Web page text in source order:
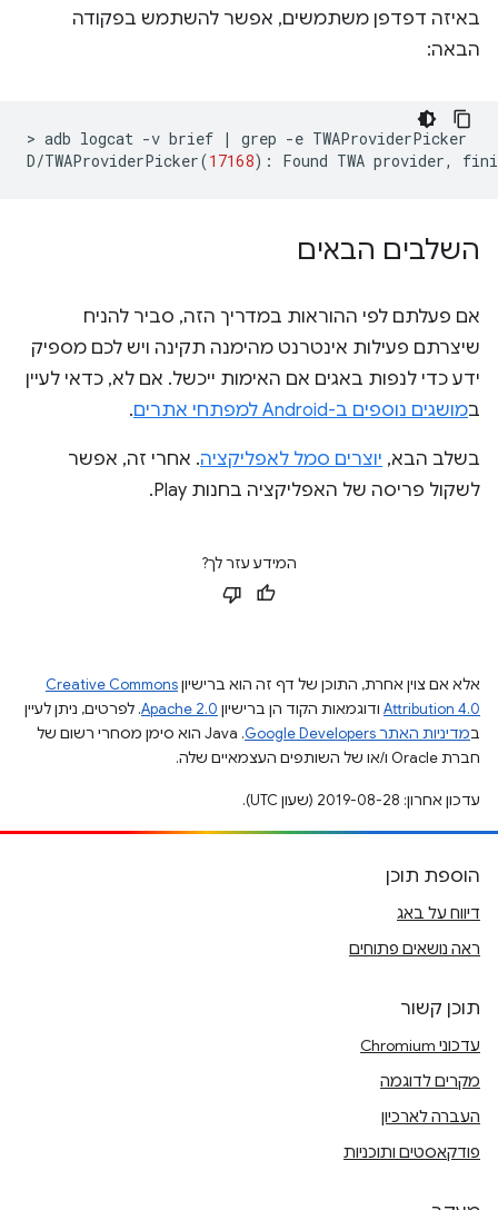
באיזה דפדפן משתמשים, אפשר להשתמש בפקודה
הבאה:
> adb logcat -v brief | grep -e TWAProviderPicker
D/TWAProviderPicker(17168) : Found TWA provider,
השלבים הבאים
אם פעלתם לפי ההוראות במדריך הזה, סביר להניח
שיצרתם פעילות אינטרנט מהימנה תקינה ויש לכם מספיק
ידע כדי לנפות באגים אם האימות ייכשל. אם לא, כדאי לעיין
במושגים נוספים ב-Android למפתחי אתרים .
בשלב הבא, יוצרים סמל לאפליקציה. אחרי זה, אפשר
לשקול פריסה של האפליקציה בחנות Play.
המידע עזר לך?
אלא אם צוין אחרת, התוכן של דף זה הוא ברישיוןCreative Commons
Attribution 4.0 ודוגמאות הקוד הן ברישיון Apache 2.0. לפרטים, ניתן לעיין
במדיניות האתר Google Developers‏
.‏ Java הוא סימן מסחרי רשום של
חברת Oracle ו/או של השותפים העצמאיים שלה.
עדכון אחרון: 2019-08-28 (שעון UTC).
הוספת תוכן
דיווח על באג
ראה נושאים פתוחים
תוכן קשור
עדכוני Chromium
מקרים לדוגמה
העברה לארכיון
פודקאסטים ותוכניות